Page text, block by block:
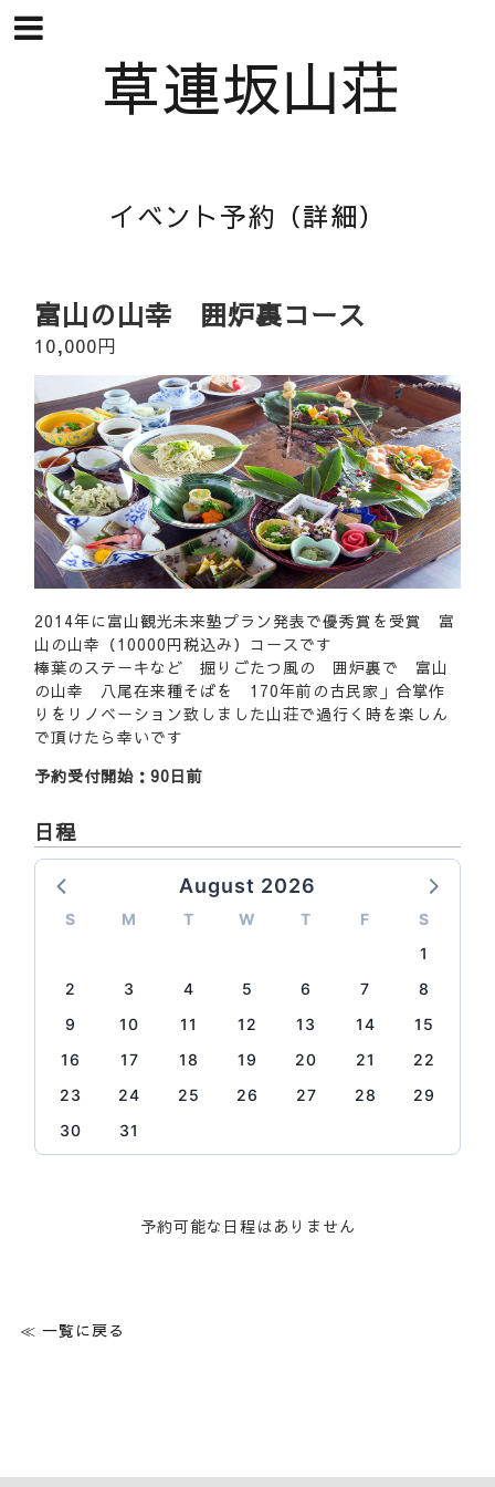
草連坂山荘
イベント予約（詳細）
富山の山幸 囲炉裏コース
10,000円
2014年に富山観光未来塾プラン発表で優秀賞を受賞 富
山の山幸（10000円税込み）コースです
棒葉のステーキなど 掘りごたつ風の 囲炉裏で 富山
の山幸 八尾在来種そばを 170年前の古民家」合掌作
りをリノベーション致しました山荘で過行く時を楽しん
で頂けたら幸いです
予約受付開始：90日前
日程
August 2026
S M T W T F
S
1
2
3 4 5 6 7
8
9
10 11 12 13 14
15
16
17 18 19 20 21
22
23
24 25 26 27 28
29
30
31
予約可能な日程はありません
≪ 一覧に戻る